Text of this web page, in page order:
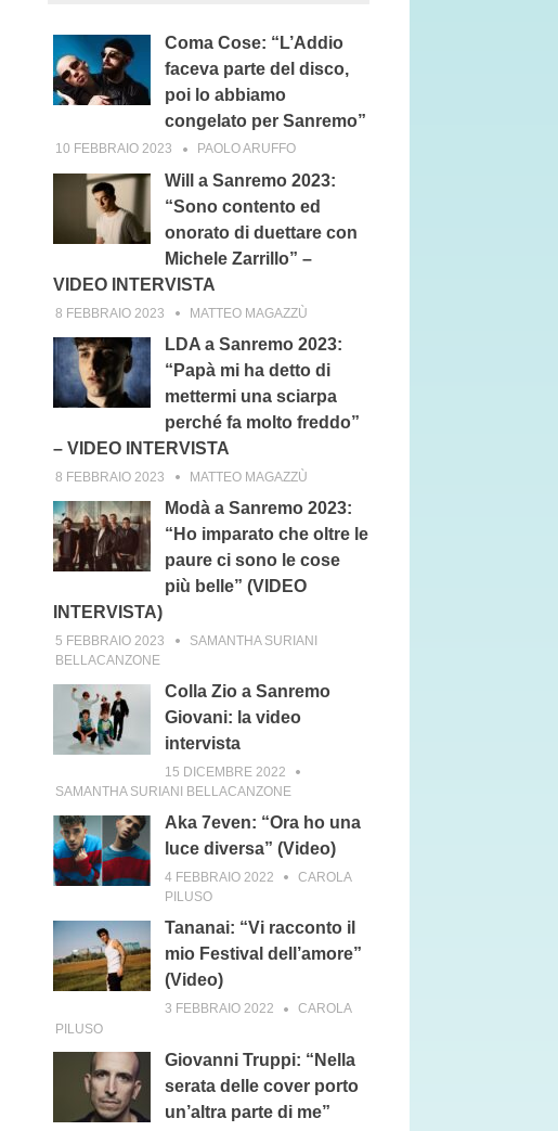
Coma Cose: “L’Addio
faceva parte del disco,
poi lo abbiamo
congelato per Sanremo”
10 FEBBRAIO 2023 PAOLO ARUFFO
Will a Sanremo 2023:
“Sono contento ed
onorato di duettare con
Michele Zarrillo” –
VIDEO INTERVISTA
8 FEBBRAIO 2023 MATTEO MAGAZZÙ
LDA a Sanremo 2023:
“Papà mi ha detto di
mettermi una sciarpa
perché fa molto freddo”
– VIDEO INTERVISTA
8 FEBBRAIO 2023 MATTEO MAGAZZÙ
Modà a Sanremo 2023:
“Ho imparato che oltre le
paure ci sono le cose
più belle” (VIDEO
INTERVISTA)
5 FEBBRAIO 2023
SAMANTHA SURIANI
BELLACANZONE
Colla Zio a Sanremo
Giovani: la video
intervista
15 DICEMBRE 2022
SAMANTHA SURIANI BELLACANZONE
Aka 7even: “Ora ho una
luce diversa” (Video)
4 FEBBRAIO 2022
CAROLA
PILUSO
Tananai: “Vi racconto il
mio Festival dell’amore”
(Video)
3 FEBBRAIO 2022
CAROLA
PILUSO
Giovanni Truppi: “Nella
serata delle cover porto
un’altra parte di me”